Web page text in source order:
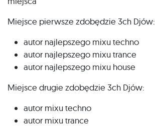
Miejsce pierwsze zdobędzie 3ch Djów:
autor najlepszego mixu techno
autor najlepszego mixu trance
autor najlepszego mixu house
Miejsce drugie zdobędzie 3ch Djów:
autor mixu techno
autor mixu trance